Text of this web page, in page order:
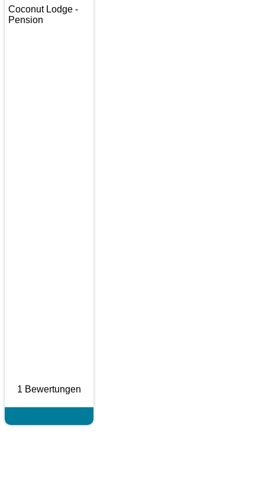
Coconut Lodge -
Pension
1 Bewertungen